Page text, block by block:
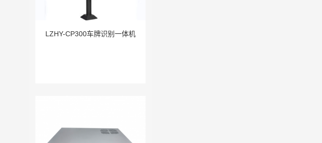
LZHY-CP300车牌识别一体机